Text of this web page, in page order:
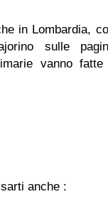
in Lombardia,
sulle
vanno
anche :